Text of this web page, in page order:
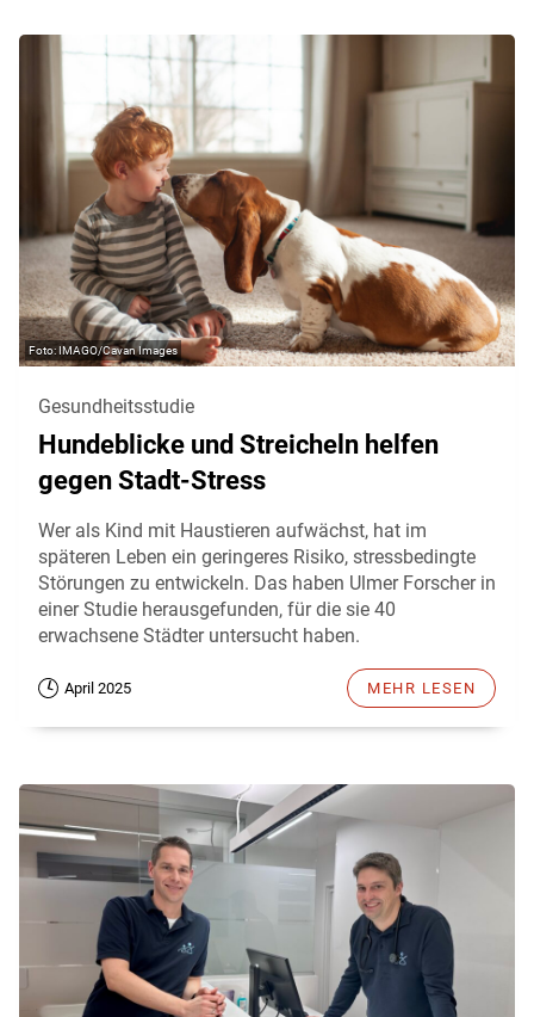
IMAGO/Cavan Images
Gesundheitsstudie
Hundeblicke und Streicheln helfen
gegen Stadt-Stress
Wer als Kind mit Haustieren aufwächst, hat im
späteren Leben ein geringeres Risiko, stressbedingte
Störungen zu entwickeln. Das haben Ulmer Forscher in
einer Studie herausgefunden, für die sie 40
erwachsene Städter untersucht haben.
April 2025 MEHR LESEN